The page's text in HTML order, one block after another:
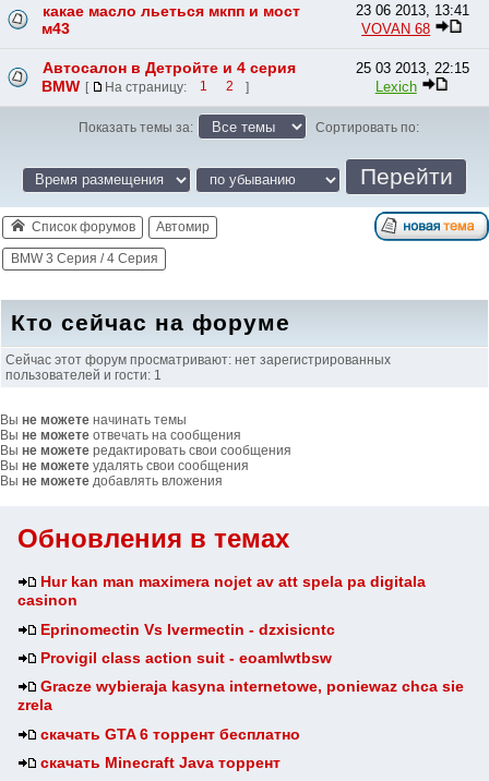
Обновления в темах
Hur kan man maximera nojet av att spela pa digitala
casinon
Eprinomectin Vs Ivermectin - dzxisicntc
Provigil class action suit - eoamlwtbsw
Gracze wybieraja kasyna internetowe, poniewaz chca sie
zrela
скачать GTA 6 торрент бесплатно
скачать Minecraft Java торрент
какае масло льеться мкпп и мост
м43
23 06 2013, 13:41
VOVAN 68
Автосалон в Детройте и 4 серия
BMW [ На страницу: 1 2 ]
25 03 2013, 22:15
Lexich
Показать темы за: Сортировать по:
Список форумов Автомир
BMW 3 Серия / 4 Серия
Кто сейчас на форуме
Сейчас этот форум просматривают: нет зарегистрированных
пользователей и гости: 1
Вы не можете начинать темы
Вы не можете отвечать на сообщения
Вы не можете редактировать свои сообщения
Вы не можете удалять свои сообщения
Вы не можете добавлять вложения